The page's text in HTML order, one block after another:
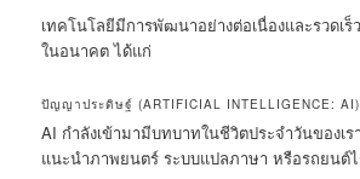
เทคโนโลยีมีการพัฒนาอย่างต่อเนื่องและรวดเ
ในอนาคต ได้แก่
ปัญญาประดิษฐ์ (ARTIFICIAL INTELLIGENCE: AI)
AI กำลังเข้ามามีบทบาทในชีวิตประจำวันของเ
แนะนำภาพยนตร์ ระบบแปลภาษา หรือรถยนต์